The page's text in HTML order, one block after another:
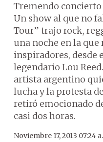
Tremendo concierto
Un show al que no
Tour” trajo rock,
una noche en la
inspiradores, desde
legendario Lou
artista argentino
lucha y la protesta
retiró emocionado
casi dos horas.
Noviembre 17, 2013 07:24